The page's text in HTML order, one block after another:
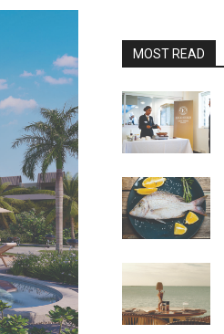
MOST READ